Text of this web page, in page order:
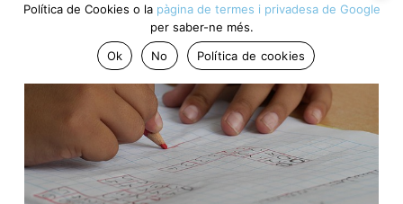
Política de Cookies o la pàgina de termes i privadesa de Google
per saber-ne més.
Ok
No Política de cookies